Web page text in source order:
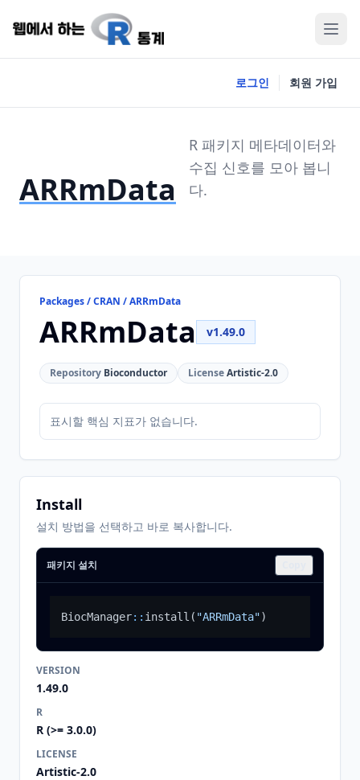
로그인 회원 가입
ARRmData
R 패키지 메타데이터와
수집 신호를 모아 봅니
다.
Packages / CRAN / ARRmData
ARRmData v1.49.0
Repository Bioconductor LicenseArtistic-2.0
표시할 핵심 지표가 없습니다.
Install
설치 방법을 선택하고 바로 복사합니다.
패키지 설치
BiocManager:: install ( "ARRmData")
VERSION
1.49.0
R
R (>= 3.0.0)
LICENSE
Artistic-2.0